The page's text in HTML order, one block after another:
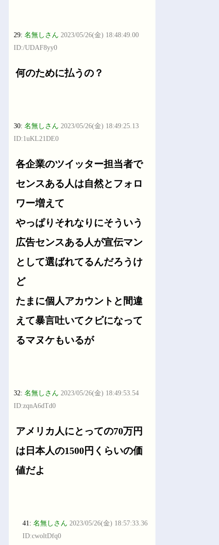
29:名無しさん 2023/05/26(金) 18:48:49.00
ID:/UDAF8yy0
何のために払うの？
30:名無しさん 2023/05/26(金) 18:49:25.13
ID:1uKL21DE0
各企業のツイッター担当者で
センスある人は自然とフォロ
ワー増えて
やっぱりそれなりにそういう
広告センスある人が宣伝マン
として選ばれてるんだろうけ
ど
たまに個人アカウントと間違
えて暴言吐いてクビになって
るマヌケもいるが
32:名無しさん 2023/05/26(金) 18:49:53.54
ID:zqnA6dTd0
アメリカ人にとっての70万円
は日本人の1500円くらいの価
値だよ
41:名無しさん 2023/05/26(金) 18:57:33.36
ID:cwoltDfq0